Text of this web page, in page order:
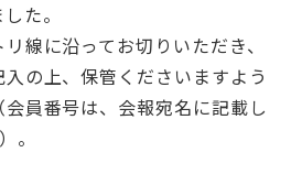
InstagramLINE
学士会館
た。
線に沿ってお切りいただき、
の上、保管くださいますよう
員番号は、会報宛名に記載し
。